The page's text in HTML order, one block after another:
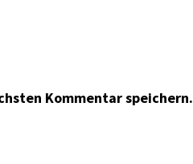
Kommentar speichern.